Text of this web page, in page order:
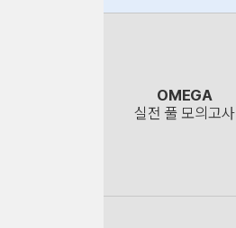
OMEGA
실전 풀 모의고사